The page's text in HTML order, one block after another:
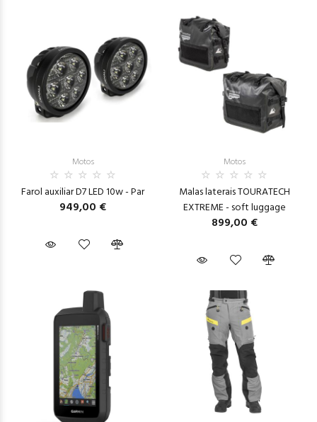
Motos
Farol auxiliar D7 LED 10w - Par
949,00 €
Motos
Malas laterais TOURATECH
EXTREME - soft luggage
899,00 €